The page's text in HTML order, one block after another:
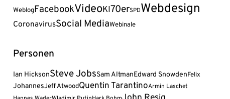
WeblogFacebookVideoKI70erSPDWebdesign
CoronavirusSocial MediaWebinale
Personen
Ian HicksonSteve JobsSam AltmanEdward SnowdenFelix
JohannesJeff AtwoodQuentin TarantinoArmin Laschet